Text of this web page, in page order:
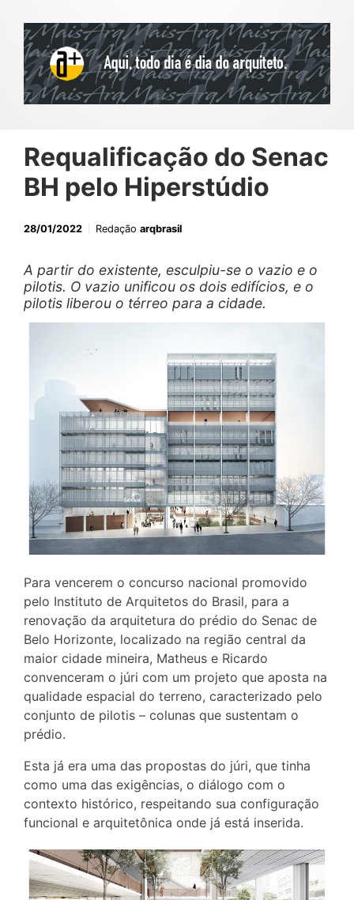
Requalificação do Senac
BH pelo Hiperstúdio
28/01/2022 Redação arqbrasil
A partir do existente, esculpiu-se o vazio e o
pilotis. O vazio unificou os dois edifícios, e o
pilotis liberou o térreo para a cidade.
Para vencerem o concurso nacional promovido
pelo Instituto de Arquitetos do Brasil, para a
renovação da arquitetura do prédio do Senac de
Belo Horizonte, localizado na região central da
maior cidade mineira, Matheus e Ricardo
convenceram o júri com um projeto que aposta na
qualidade espacial do terreno, caracterizado pelo
conjunto de pilotis – colunas que sustentam o
prédio.
Esta já era uma das propostas do júri, que tinha
como uma das exigências, o diálogo com o
contexto histórico, respeitando sua configuração
funcional e arquitetônica onde já está inserida.